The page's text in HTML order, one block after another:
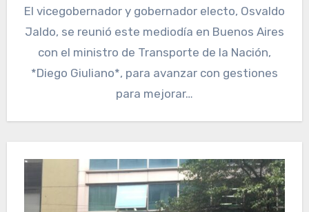
El vicegobernador y gobernador electo, Osvaldo
Jaldo, se reunió este mediodía en Buenos Aires
con el ministro de Transporte de la Nación,
*Diego Giuliano*, para avanzar con gestiones
para mejorar…